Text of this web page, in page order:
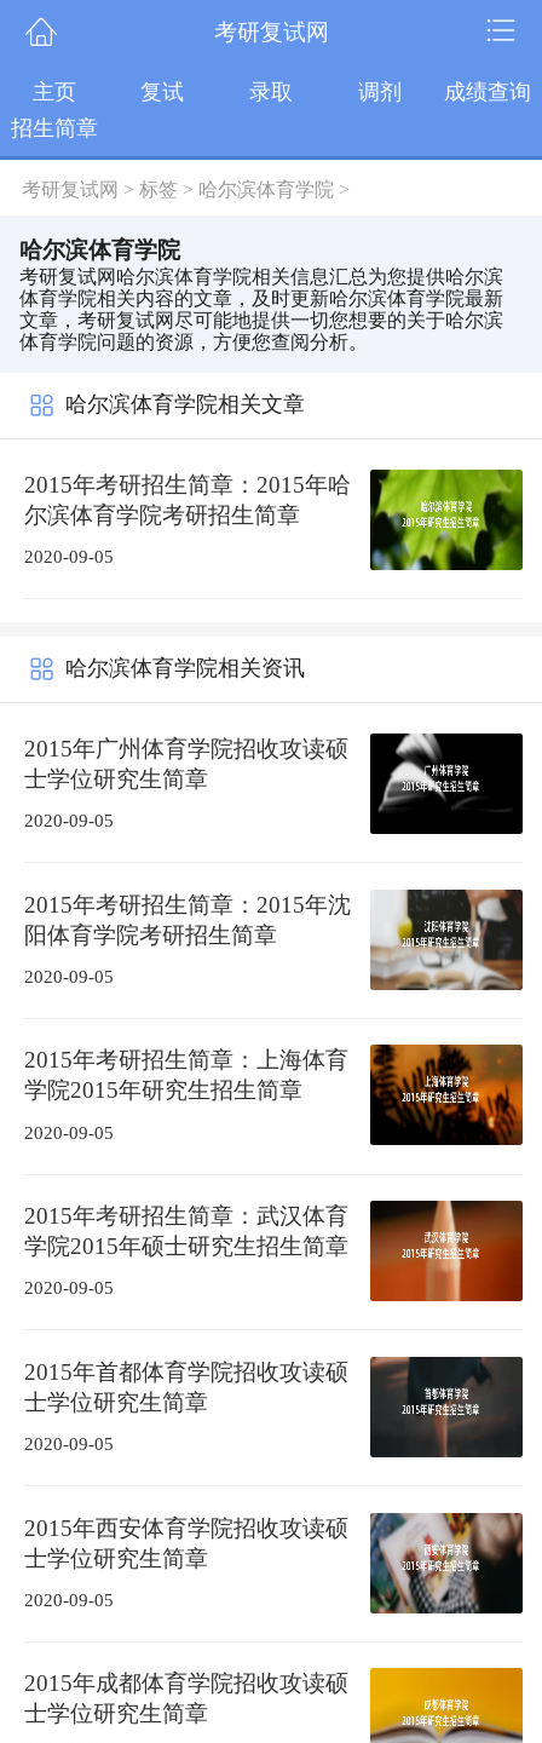
考研复试网
主页 复试 录取 调剂
成绩查询
招生简章
考研复试网 > 标签 > 哈尔滨体育学院 >
哈尔滨体育学院
考研复试网哈尔滨体育学院相关信息汇总为您提供哈尔滨
体育学院相关内容的文章，及时更新哈尔滨体育学院最新
文章，考研复试网尽可能地提供一切您想要的关于哈尔滨
体育学院问题的资源，方便您查阅分析。
哈尔滨体育学院相关文章
2015年考研招生简章：2015年哈
尔滨体育学院考研招生简章
2020-09-05
哈尔滨体育学院相关资讯
2015年广州体育学院招收攻读硕
士学位研究生简章
2020-09-05
2015年考研招生简章：2015年沈
阳体育学院考研招生简章
2020-09-05
2015年考研招生简章：上海体育
学院2015年研究生招生简章
2020-09-05
2015年考研招生简章：武汉体育
学院2015年硕士研究生招生简章
2020-09-05
2015年首都体育学院招收攻读硕
士学位研究生简章
2020-09-05
2015年西安体育学院招收攻读硕
士学位研究生简章
2020-09-05
2015年成都体育学院招收攻读硕
士学位研究生简章